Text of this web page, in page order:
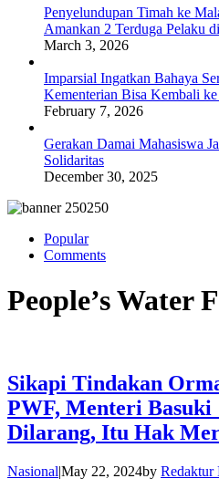
Penyelundupan Timah ke
Amankan 2 Terduga Pelaku
March 3, 2026
Imparsial Ingatkan Bahaya
Kementerian Bisa Kembali
February 7, 2026
Gerakan Damai Mahasiswa
Solidaritas
December 30, 2025
Popular
Comments
People’s Water
Sikapi Tindakan
PWF, Menteri Basuki
Dilarang, Itu Hak
Nasional|May 22, 2024by Redaktur